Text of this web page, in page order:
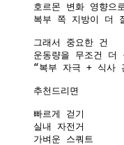
호르몬 변화 영향으로
복부 쪽 지방이 더
그래서 중요한 건
운동량을 무조건 더
“복부 자극 + 식사
추천드리면
빠르게 걷기
실내 자전거
가벼운 스쿼트